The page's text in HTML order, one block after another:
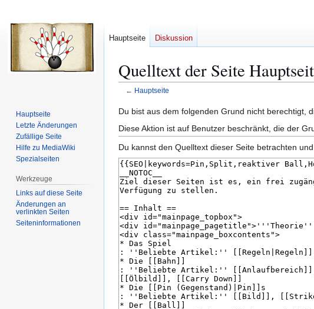
Quelltext der Seite
← Hauptseite
Zur
Navigation
springen
Zur
Suche
springen
Du bist aus dem folgenden Grund nicht berechtigt,
Diese Aktion ist auf Benutzer beschränkt, die der
Du kannst den Quelltext dieser Seite betrachten
Hauptseite Diskussion
Hauptseite
Letzte Änderungen
Zufällige Seite
Hilfe zu MediaWiki
Spezialseiten
Werkzeuge
Links auf diese Seite
Änderungen an
verlinkten Seiten
Seiten­­informationen